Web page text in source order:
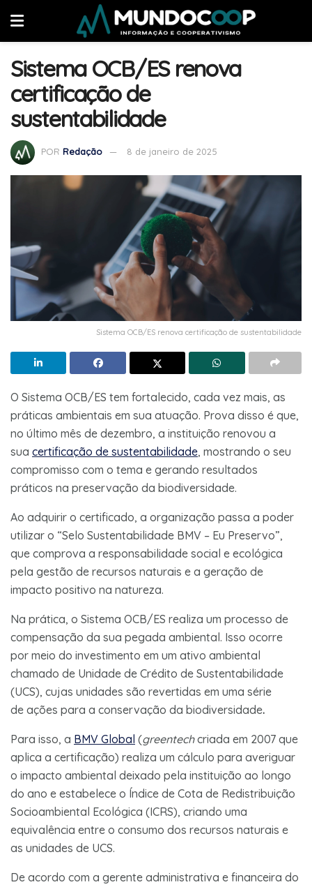
Sistema OCB/ES renova
certificação de
sustentabilidade
POR Redação 8 de janeiro de 2025
Sistema OCB/ES renova certificação de sustentabilidade
O Sistema OCB/ES tem fortalecido, cada vez mais, as
práticas ambientais em sua atuação. Prova disso é que,
no último mês de dezembro, a instituição renovou a
sua certificação de sustentabilidade, mostrando o seu
compromisso com o tema e gerando resultados
práticos na preservação da biodiversidade.
Ao adquirir o certificado, a organização passa a poder
utilizar o “Selo Sustentabilidade BMV – Eu Preservo”,
que comprova a responsabilidade social e ecológica
pela gestão de recursos naturais e a geração de
impacto positivo na natureza.
Na prática, o Sistema OCB/ES realiza um processo de
compensação da sua pegada ambiental. Isso ocorre
por meio do investimento em um ativo ambiental
chamado de Unidade de Crédito de Sustentabilidade
(UCS), cujas unidades são revertidas em uma série
de ações para a conservação da biodiversidade.
Para isso, a BMV Global (greentechcriada em 2007 que
aplica a certificação) realiza um cálculo para averiguar
o impacto ambiental deixado pela instituição ao longo
do ano e estabelece o Índice de Cota de Redistribuição
Socioambiental Ecológica (ICRS), criando uma
equivalência entre o consumo dos recursos naturais e
as unidades de UCS.
De acordo com a gerente administrativa e financeira do